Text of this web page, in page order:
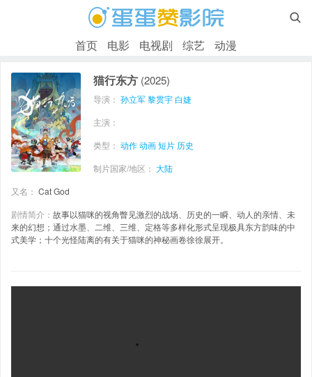

首页 电影 电视剧 综艺 动漫
猫行东方 (2025)
导演： 孙立军黎贯宇白婕
主演：
类型： 动作动画短片 历史
制片国家/地区： 大陆
又名： Cat God
剧情简介： 故事以猫咪的视角瞥见激烈的战场、历史的一瞬、动人的亲情、未
来的幻想；通过水墨、二维、三维、定格等多样化形式呈现极具东方韵味的中
式美学；十个光怪陆离的有关于猫咪的神秘画卷徐徐展开。